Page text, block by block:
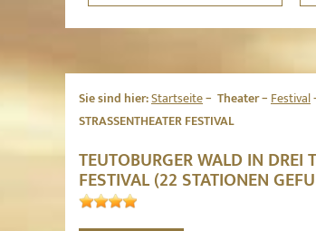
Sie sind hier:Startseite Theater Festival
STRASSENTHEATER FESTIVAL
TEUTOBURGER WALD IN DREI
FESTIVAL (22 STATIONEN